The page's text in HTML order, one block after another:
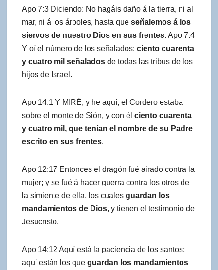
Apo 7:3 Diciendo: No hagáis daño á la tierra, ni al
mar, ni á los árboles, hasta que señalemos á los
siervos de nuestro Dios en sus frentes. Apo 7:4
Y oí el número de los señalados: ciento cuarenta
y cuatro mil señalados de todas las tribus de los
hijos de Israel.
Apo 14:1 Y MIRÉ, y he aquí, el Cordero estaba
sobre el monte de Sión, y con él ciento cuarenta
y cuatro mil, que tenían el nombre de su Padre
escrito en sus frentes.
Apo 12:17 Entonces el dragón fué airado contra la
mujer; y se fué á hacer guerra contra los otros de
la simiente de ella, los cuales guardan los
mandamientos de Dios, y tienen el testimonio de
Jesucristo.
Apo 14:12 Aquí está la paciencia de los santos;
aquí están los que guardan los mandamientos